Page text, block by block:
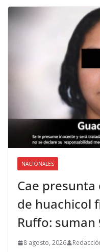
NACIONALES
Cae
de huachicol
Ruffo:
8 agosto, 2026